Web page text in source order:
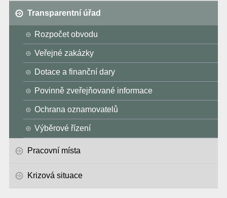
Transparentní úřad
Rozpočet obvodu
Veřejné zakázky
Dotace a finanční dary
Povinně zveřejňované informace
Ochrana oznamovatelů
Výběrové řízení
Pracovní místa
Krizová situace